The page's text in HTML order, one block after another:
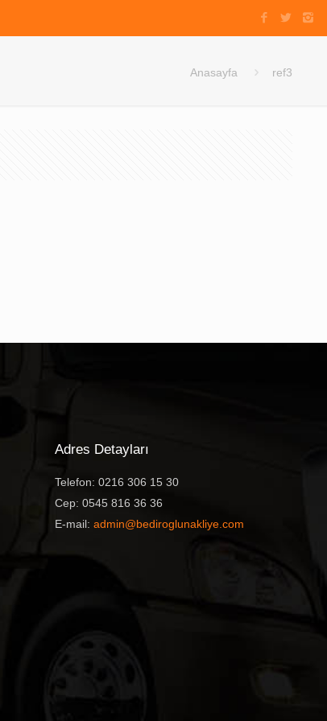
Anasayfa ref3
Adres Detayları
Telefon: 0216 306 15 30
Cep: 0545 816 36 36
E-mail: admin@bediroglunakliye.com